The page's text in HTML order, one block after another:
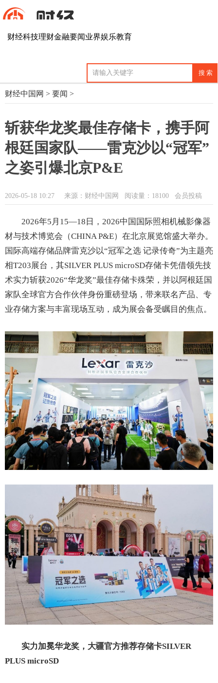
财经科技理财金融要闻业界娱乐教育
财经中国网 > 要闻 >
斩获华龙奖最佳存储卡，携手阿
根廷国家队——雷克沙以“冠军”
之姿引爆北京P&E
2026-05-18 10:27 来源：财经中国网 阅读量：18100 会员投稿
2026年5月15—18日，2026中国国际照相机械影像器
材与技术博览会（CHINA P&E）在北京展览馆盛大举办。
国际高端存储品牌雷克沙以“冠军之选 记录传奇”为主题亮
相T203展台，其SILVER PLUS microSD存储卡凭借领先技
术实力斩获2026“华龙奖”最佳存储卡殊荣，并以阿根廷国
家队全球官方合作伙伴身份重磅登场，带来联名产品、专
业存储方案与丰富现场互动，成为展会备受瞩目的焦点。
实力加冕华龙奖， 大疆官方推荐存储卡SILVER
PLUS microSD